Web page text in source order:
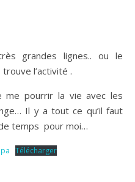
grandes lignes.. ou le
l’activité .
me pourrir la vie avec les
Il y a tout ce qu’il faut
temps pour moi…
Télécharger